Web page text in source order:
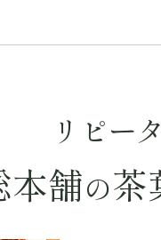
リピー
本舗の茶